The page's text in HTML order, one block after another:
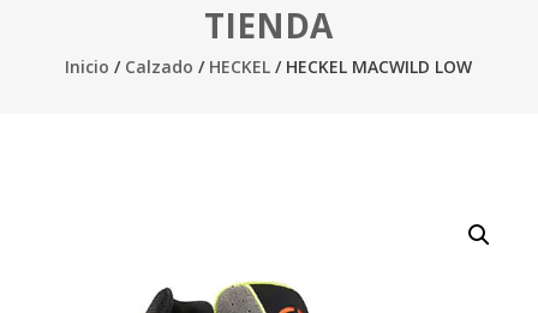
TIENDA
Inicio / Calzado / HECKEL / HECKEL MACWILD LOW